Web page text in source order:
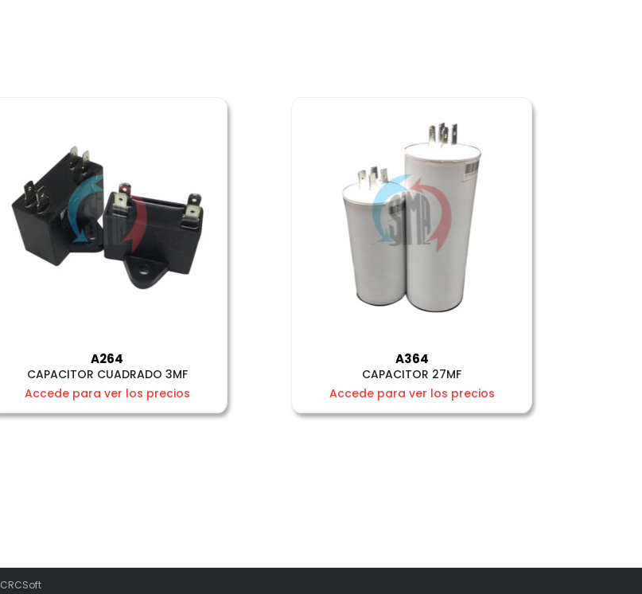
A264
CAPACITOR CUADRADO 3MF
Accede para ver los precios
A364
CAPACITOR 27MF
Accede para ver los precios
CRCSoft